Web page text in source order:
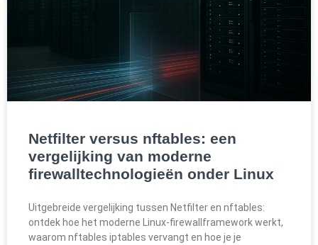
Netfilter versus nftables: een
vergelijking van moderne
firewalltechnologieën onder Linux
Uitgebreide vergelijking tussen Netfilter en nftables:
ontdek hoe het moderne Linux-firewallframework werkt,
waarom nftables iptables vervangt en hoe je je